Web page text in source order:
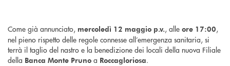
Come già annunciato, mercoledì 12 maggio p.v., alle ore 17:00,
nel pieno rispetto delle regole connesse all’emergenza sanitaria, si
terrà il taglio del nastro e la benedizione dei locali della nuova Filiale
della Banca Monte Pruno a Roccagloriosa.